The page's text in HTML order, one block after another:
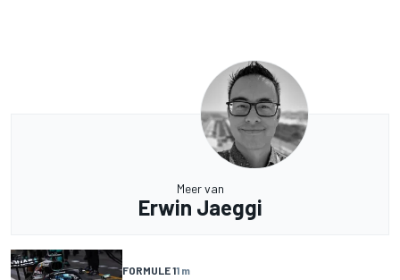
Meer van
Erwin Jaeggi
FORMULE 11 m